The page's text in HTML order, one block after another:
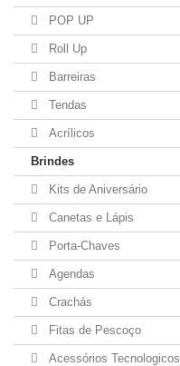
POP UP
Roll Up
Barreiras
Tendas
Acrílicos
Brindes
Kits de Aniversário
Canetas e Lápis
Porta-Chaves
Agendas
Crachás
Fitas de Pescoço
Acessórios Tecnologicos